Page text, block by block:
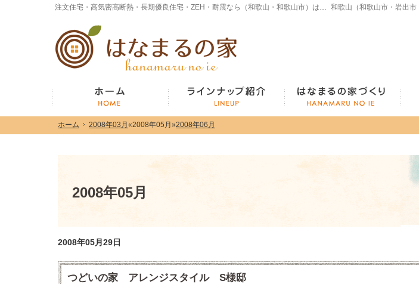
ホーム 2008年03月 «2008年05月»2008年06月
2008年05月
注文住宅・高気密高断熱・長期優良住宅・ZEH・耐震なら（和歌山・和歌山市）はなまるの家、白木工務店へ。モデルハウスも見学できます！
2008年05月29日
つどいの家 アレンジスタイル S様邸
ホーム 2008年03月 «2008年05月 »2008年06月